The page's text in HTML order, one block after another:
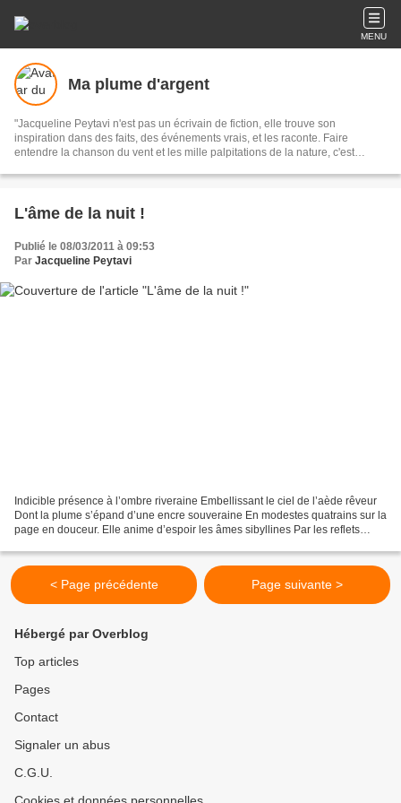
MENU
Ma plume d'argent
"Jacqueline Peytavi n'est pas un écrivain de fiction, elle trouve son
inspiration dans des faits, des événements vrais, et les raconte. Faire
entendre la chanson du vent et les mille palpitations de la nature, c'est
L'âme de la nuit !
Publié le 08/03/2011 à 09:53
Par Jacqueline Peytavi
Indicible présence à l’ombre riveraine Embellissant le ciel de l’aède rêveur
Dont la plume s’épand d’une encre souveraine En modestes quatrains sur la
page en douceur. Elle anime d’espoir les âmes sibyllines Par les reflets
< Page précédente Page suivante >
Hébergé par Overblog
Top articles
Pages
Contact
Signaler un abus
C.G.U.